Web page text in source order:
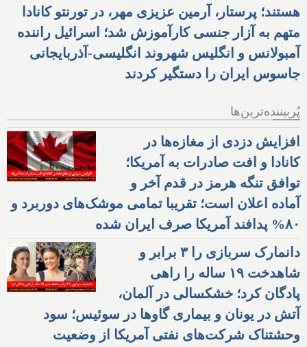
هستند؛ پرستار، آرمین عزیزی مهر، در تورنتو کانادا
متهم به آزار جنسی کارآموزش شد؛ اسرائیل راننده
آمبولانس و انگلیس شهروند انگلیسی-آذربایجانی
جاسوس ایران را دستگیر کردند
پُربیننده‌ترین‌ها
افزایش دزدی از مغازه‌ها در
کانادا و افت صادرات به آمریکا؛
توافق تنگه هرمز در قدم آخر و
آماده اعلان است؛ تقریبا تمامی موشک‌های دوربرد و
۸۰% پدافند آمریکا صرف ایران شده
دانمارک سربازی را ۳ برابر و
شاهدخت ۱۹ ساله را راهی
پادگان کرد؛ خشکسالی در آلمان،
آتش در یونان و بیماری گاوها در سوئیس؛ سود
وحشتناک شرکت‌های نفتی آمریکا از وضعیت